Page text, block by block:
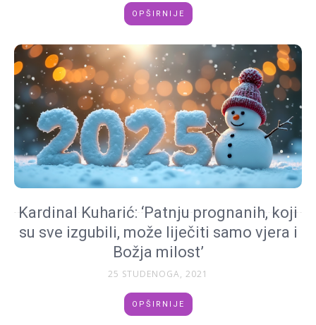
OPŠIRNIJE
Kardinal Kuharić: ‘Patnju prognanih, koji
su sve izgubili, može liječiti samo vjera i
Božja milost’
25 STUDENOGA, 2021
OPŠIRNIJE